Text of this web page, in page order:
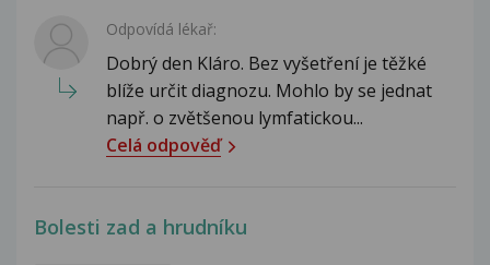
Odpovídá lékař:
Dobrý den Kláro. Bez vyšetření je těžké
blíže určit diagnozu. Mohlo by se jednat
např. o zvětšenou lymfatickou...
Celá odpověď
Bolesti zad a hrudníku